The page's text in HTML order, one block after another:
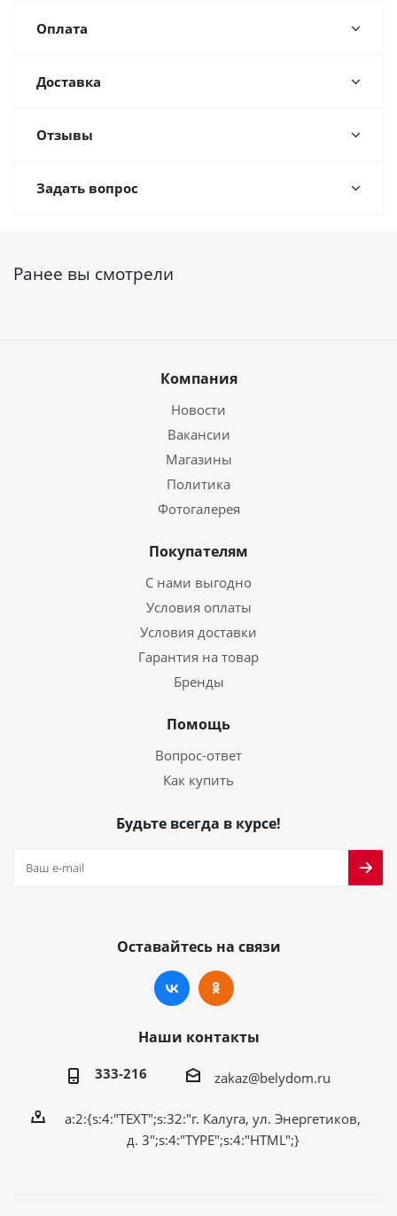
Оплата
Доставка
Отзывы
Задать вопрос
Ранее вы смотрели
Компания
Новости
Вакансии
Магазины
Политика
Фотогалерея
Покупателям
С нами выгодно
Условия оплаты
Условия доставки
Гарантия на товар
Бренды
Помощь
Вопрос-ответ
Как купить
Будьте всегда в курсе!
Оставайтесь на связи
Наши контакты
333-216 zakaz@belydom.ru
a:2:{s:4:"TEXT";s:32:"г. Калуга, ул. Энергетиков,
д. 3";s:4:"TYPE";s:4:"HTML";}